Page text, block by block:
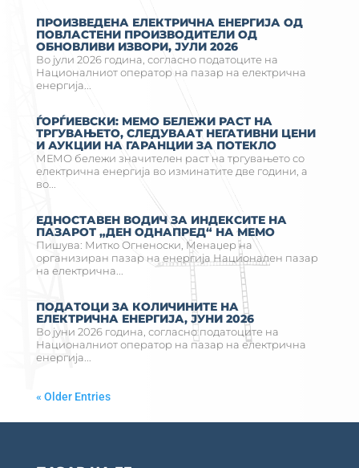
ПРОИЗВЕДЕНА ЕЛЕКТРИЧНА ЕНЕРГИЈА ОД
ПОВЛАСТЕНИ ПРОИЗВОДИТЕЛИ ОД
ОБНОВЛИВИ ИЗВОРИ, ЈУЛИ 2026
Во јули 2026 година, согласно податоците на
Националниот оператор на пазар на електрична
енергија...
ЃОРЃИЕВСКИ: МЕМО БЕЛЕЖИ РАСТ НА
ТРГУВАЊЕТО, СЛЕДУВААТ НЕГАТИВНИ ЦЕНИ
И АУКЦИИ НА ГАРАНЦИИ ЗА ПОТЕКЛО
МЕМО бележи значителен раст на тргувањето со
електрична енергија во изминатите две години, а
во...
ЕДНОСТАВЕН ВОДИЧ ЗА ИНДЕКСИТЕ НА
ПАЗАРОТ „ДЕН ОДНАПРЕД“ НА МЕМО
Пишува: Митко Огненоски, Менаџер на
организиран пазар на енергија Национален пазар
на електрична...
ПОДАТОЦИ ЗА КОЛИЧИНИТЕ НА
ЕЛЕКТРИЧНА ЕНЕРГИЈА, ЈУНИ 2026
Во јуни 2026 година, согласно податоците на
Националниот оператор на пазар на електрична
енергија...
« Older Entries